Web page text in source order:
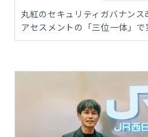
丸紅のセキュリティガバナンス
アセスメントの「三位一体」